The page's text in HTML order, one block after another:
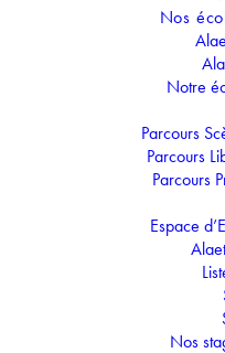
Nos
Notre
Parcours
Parcours
Parcours
Espace
Nos
Events
13-